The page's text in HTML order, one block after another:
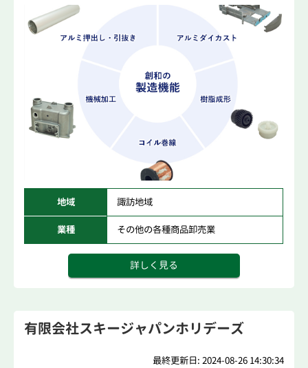
地域 諏訪地域
業種 その他の各種商品卸売業
詳しく見る
有限会社スキージャパンホリデーズ
最終更新日: 2024-08-26 14:30:34